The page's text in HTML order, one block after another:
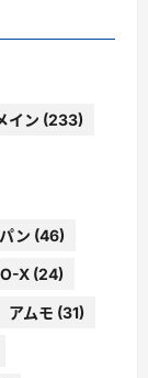
イン (233)
ン (46)
X (24)
アムモ (31)